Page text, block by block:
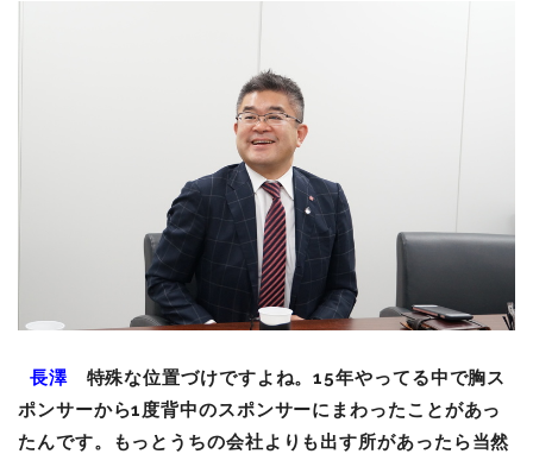
長澤
特殊な位置づけですよね。15年やってる中で胸ス
ポンサーから1度背中のスポンサーにまわったことがあっ
たんです。もっとうちの会社よりも出す所があったら当然